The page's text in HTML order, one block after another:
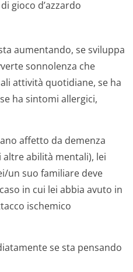
gioco d’azzardo
aumentando, se sviluppa
sonnolenza che
attività quotidiane, se ha
ha sintomi allergici,
affetto da demenza
abilità mentali), lei
un suo familiare deve
in cui lei abbia avuto in
ischemico
se sta pensando